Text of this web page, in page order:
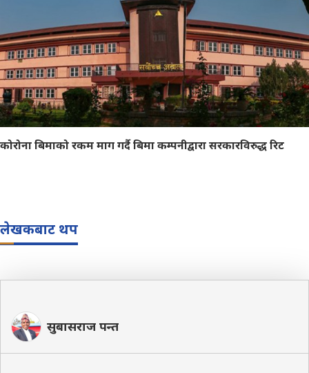
कोरोना बिमाको रकम माग गर्दै बिमा कम्पनीद्वारा सरकारविरुद्ध रिट
लेखकबाट थप
सुबासराज पन्त